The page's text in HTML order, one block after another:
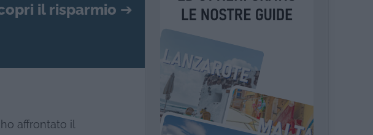
il risparmio ➔
ho affrontato il